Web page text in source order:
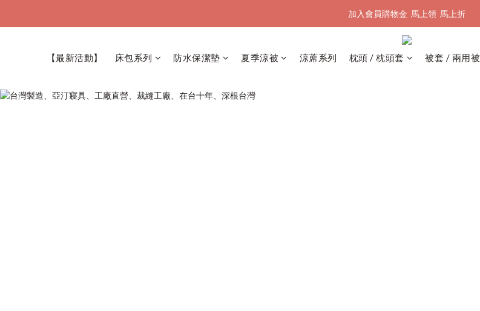
加入會員購物金  馬上領  馬上折
加入會員購物金  馬上領  馬上折
全館單筆滿 $1500 即享全台免運
【最新活動】 床包系列 防水保潔墊 夏季涼被 涼蓆系列 枕頭 / 枕頭套 被套 / 兩用被